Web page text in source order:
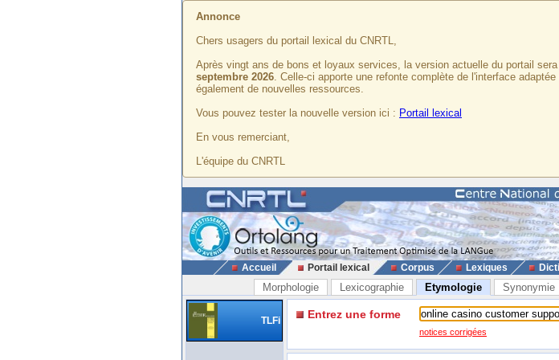
Annonce
Chers usagers du portail lexical du CNRTL,
Après vingt ans de bons et loyaux services, la version actuelle du portail
septembre 2026. Celle-ci apporte une refonte complète de l'interface
également de nouvelles ressources.
Vous pouvez tester la nouvelle version ici : Portail lexical
En vous remerciant,
L'équipe du CNRTL
Accueil Portail lexical Corpus Lexiques
Morphologie Lexicographie Etymologie Synonymie
TLFi Entrez une forme
notices corrigées